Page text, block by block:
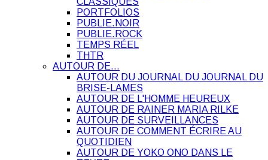
PORTFOLIOS
PUBLIE.NOIR
PUBLIE.ROCK
TEMPS RÉEL
THTR
AUTOUR DE…
AUTOUR DU JOURNAL DU JOURNAL DU
BRISE-LAMES
AUTOUR DE L'HOMME HEUREUX
AUTOUR DE RAINER MARIA RILKE
AUTOUR DE SURVEILLANCES
AUTOUR DE COMMENT ÉCRIRE AU
QUOTIDIEN
AUTOUR DE YOKO ONO DANS LE